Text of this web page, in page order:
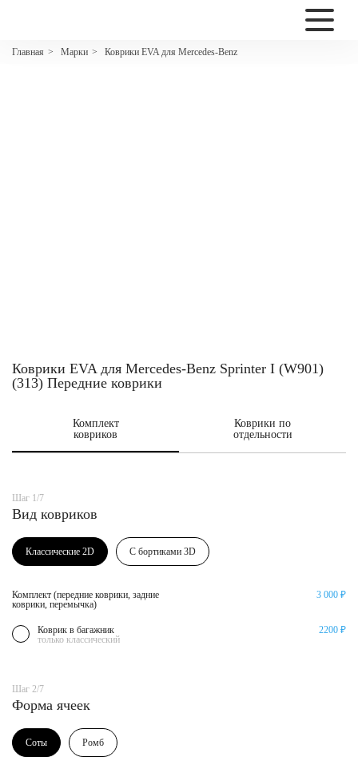
Главная > Марки > Коврики EVA для Mercedes-Benz
2200
Коврики EVA для Mercedes-Benz Sprinter I (W901)
(313) Передние коврики
Комплект
ковриков
Коврики по
отдельности
Шаг 1/7
Вид ковриков
Классические 2D С бортиками 3D
Комплект (передние коврики, задние
коврики, перемычка)
3 000 ₽
Коврик в багажник
только классический
2200 ₽
Шаг 2/7
Форма ячеек
Соты Ромб